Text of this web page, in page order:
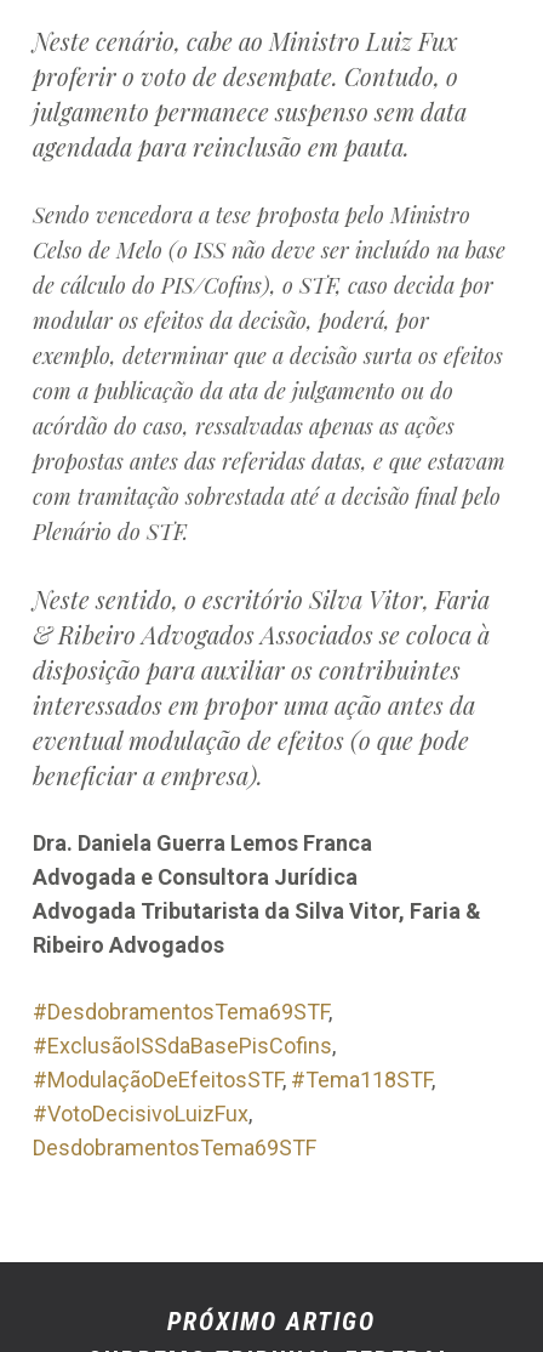
Neste cenário, cabe ao Ministro Luiz Fux
proferir o voto de desempate. Contudo, o
julgamento permanece suspenso sem data
agendada para reinclusão em pauta.
Sendo vencedora a tese proposta pelo Ministro
Celso de Melo (o ISS não deve ser incluído na base
de cálculo do PIS/Cofins), o STF, caso decida por
modular os efeitos da decisão, poderá, por
exemplo, determinar que a decisão surta os efeitos
com a publicação da ata de julgamento ou do
acórdão do caso, ressalvadas apenas as ações
propostas antes das referidas datas, e que estavam
com tramitação sobrestada até a decisão final pelo
Plenário do STF.
Neste sentido, o escritório Silva Vitor, Faria
& Ribeiro Advogados Associados se coloca à
disposição para auxiliar os contribuintes
interessados em propor uma ação antes da
eventual modulação de efeitos (o que pode
beneficiar a empresa).
Dra. Daniela Guerra Lemos Franca
Advogada e Consultora Jurídica
Advogada Tributarista da Silva Vitor, Faria &
Ribeiro Advogados
#DesdobramentosTema69STF,
#ExclusãoISSdaBasePisCofins,
#ModulaçãoDeEfeitosSTF, #Tema118STF,
#VotoDecisivoLuizFux,
DesdobramentosTema69STF
PRÓXIMO ARTIGO